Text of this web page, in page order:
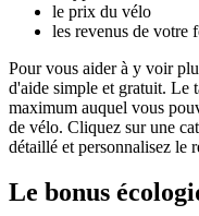
le prix du vélo
les revenus de votre
Pour vous aider à y voir
d'aide simple et gratuit. Le
maximum auquel vous
de vélo. Cliquez sur une
détaillé et personnalisez le
Le bonus